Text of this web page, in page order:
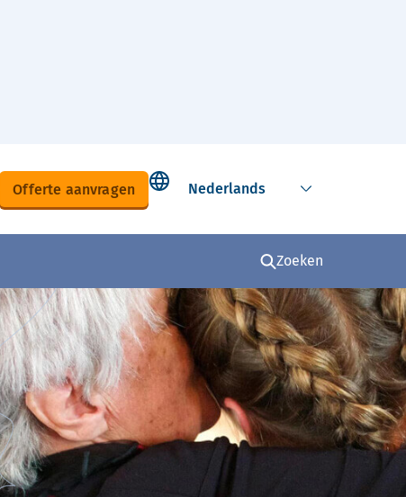
Offerte aanvragen
Select language
Zoeken